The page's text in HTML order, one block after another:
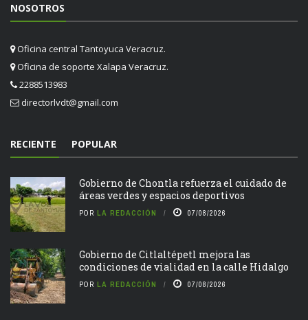
NOSOTROS
Oficina central Tantoyuca Veracruz.
Oficina de soporte Xalapa Veracruz.
2288513983
directorlvdt@gmail.com
RECIENTE POPULAR
Gobierno de Chontla refuerza el cuidado de
áreas verdes y espacios deportivos
POR LA REDACCIÓN 07/08/2026
Gobierno de Citlaltépetl mejora las
condiciones de vialidad en la calle Hidalgo
POR LA REDACCIÓN 07/08/2026